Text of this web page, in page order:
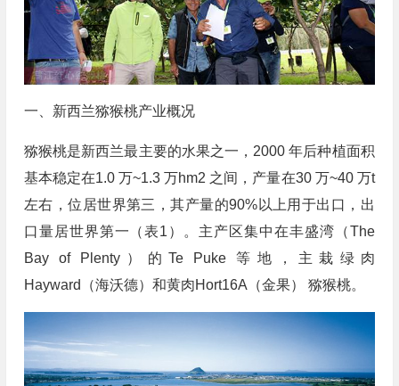
一、新西兰猕猴桃产业概况
猕猴桃是新西兰最主要的水果之一，2000 年后种植面积
基本稳定在1.0 万~1.3 万hm2 之间，产量在30 万~40 万t
左右，位居世界第三，其产量的90%以上用于出口，出
口量居世界第一（表1）。主产区集中在丰盛湾（The
Bay of Plenty）的Te Puke 等地，主栽绿肉
Hayward（海沃德）和黄肉Hort16A（金果） 猕猴桃。